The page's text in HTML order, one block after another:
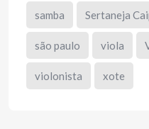
samba Sertaneja
são paulo viola
violonista xote